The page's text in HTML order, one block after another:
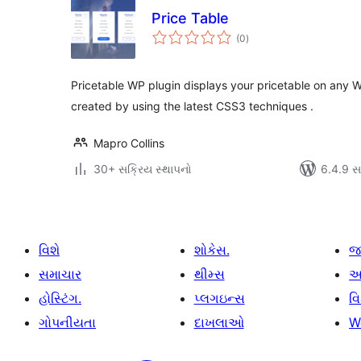
Price Table
(0કુલ
રેટિંગ્સ
)
Pricetable WP plugin displays your pricetable on any
created by using the latest CSS3 techniques .
Mapro Collins
30+ સક્રિય સ્થાપનો
6.4.9
વિશે
સમાચાર
હોસ્ટિંગ.
ગોપનીયતા
શોકેસ.
થીમ્સ
પ્લગઇન્સ
દાખલાઓ